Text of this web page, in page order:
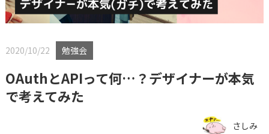
2020/10/22 勉強会
OAuthとAPIって何…？デザイナーが本気
で考えてみた
さしみ